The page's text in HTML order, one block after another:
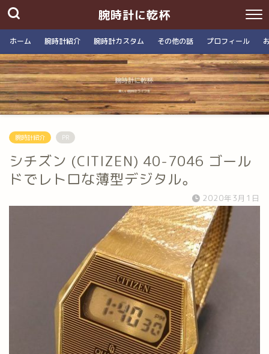
腕時計に乾杯
ホーム 腕時計紹介 腕時計カスタム その他の話 プロフィール
腕時計紹介 PR
シチズン (CITIZEN) 40-7046 ゴール
ドでレトロな薄型デジタル。
2020年3月1日